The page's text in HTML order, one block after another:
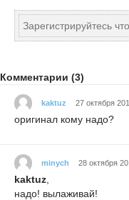
Зарегистрируйтесь
Комментарии (3)
kaktuz 27 октября
оригинал кому надо?
minych 28 октября
kaktuz
надо! вылаживай!